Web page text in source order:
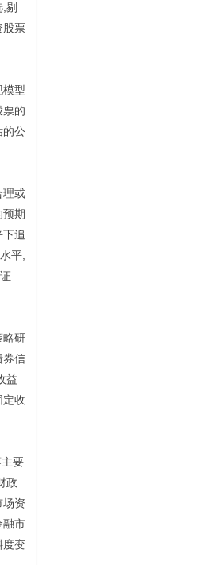
剔
股票
模型
票的
的公
理或
预期
追
平,
略研
券信
益
定收
要
政
场资
融市
度变